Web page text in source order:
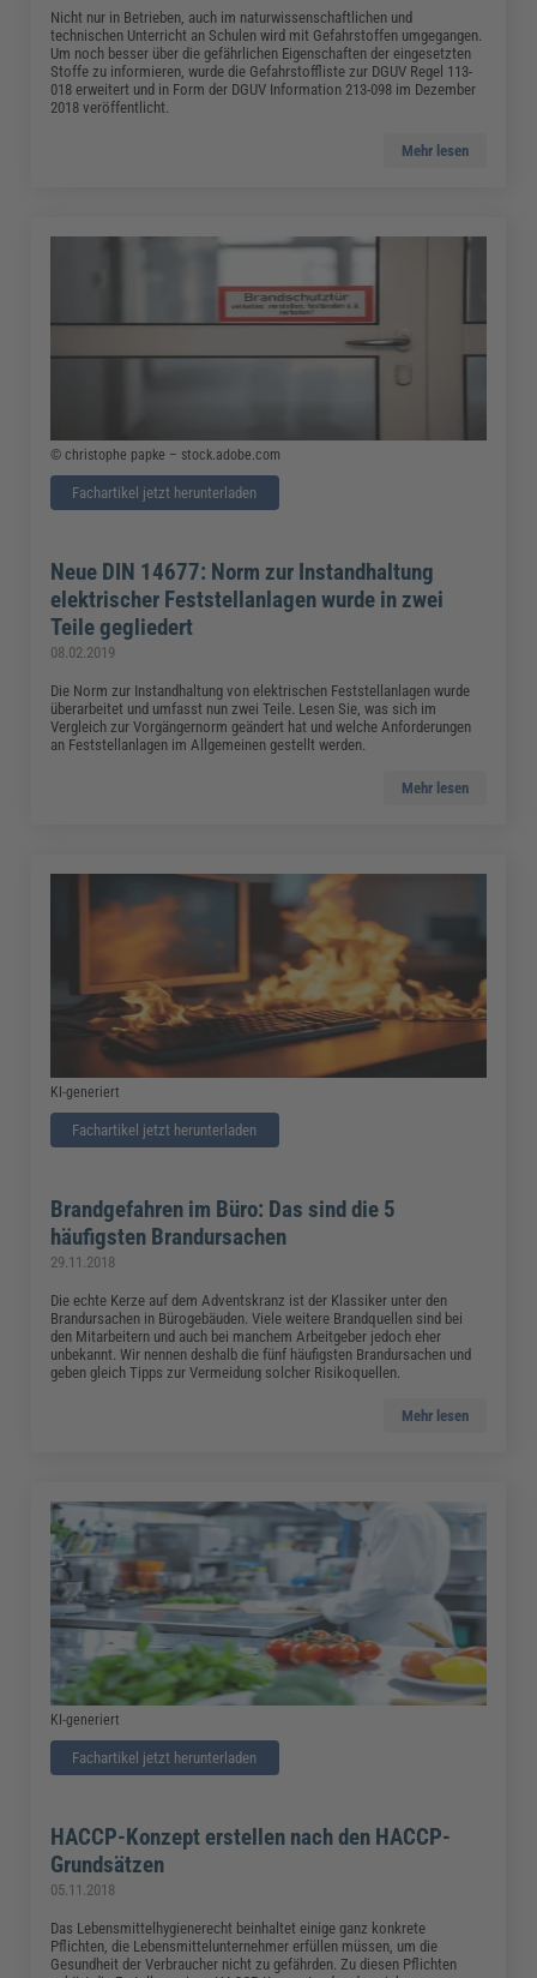
Nicht nur in Betrieben, auch im naturwissenschaftlichen und
technischen Unterricht an Schulen wird mit Gefahrstoffen umgegangen.
Um noch besser über die gefährlichen Eigenschaften der eingesetzten
Stoffe zu informieren, wurde die Gefahrstoffliste zur DGUV Regel 113-
018 erweitert und in Form der DGUV Information 213-098 im Dezember
2018 veröffentlicht.
Mehr lesen
© christophe papke – stock.adobe.com
Fachartikel jetzt herunterladen
Neue DIN 14677: Norm zur Instandhaltung
elektrischer Feststellanlagen wurde in zwei
Teile gegliedert
08.02.2019
Die Norm zur Instandhaltung von elektrischen Feststellanlagen wurde
überarbeitet und umfasst nun zwei Teile. Lesen Sie, was sich im
Vergleich zur Vorgängernorm geändert hat und welche Anforderungen
an Feststellanlagen im Allgemeinen gestellt werden.
Mehr lesen
KI-generiert
Fachartikel jetzt herunterladen
Brandgefahren im Büro: Das sind die 5
häufigsten Brandursachen
29.11.2018
Die echte Kerze auf dem Adventskranz ist der Klassiker unter den
Brandursachen in Bürogebäuden. Viele weitere Brandquellen sind bei
den Mitarbeitern und auch bei manchem Arbeitgeber jedoch eher
unbekannt. Wir nennen deshalb die fünf häufigsten Brandursachen und
geben gleich Tipps zur Vermeidung solcher Risikoquellen.
Mehr lesen
KI-generiert
Fachartikel jetzt herunterladen
HACCP-Konzept erstellen nach den HACCP-
Grundsätzen
05.11.2018
Das Lebensmittelhygienerecht beinhaltet einige ganz konkrete
Pflichten, die Lebensmittelunternehmer erfüllen müssen, um die
Gesundheit der Verbraucher nicht zu gefährden. Zu diesen Pflichten